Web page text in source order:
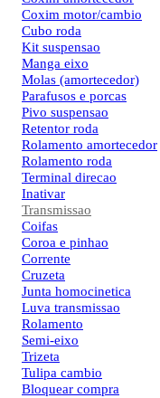
Coxim motor/cambio
Cubo roda
Kit suspensao
Manga eixo
Molas (amortecedor)
Parafusos e porcas
Pivo suspensao
Retentor roda
Rolamento amortecedor
Rolamento roda
Terminal direcao
Inativar
Transmissao
Coifas
Coroa e pinhao
Corrente
Cruzeta
Junta homocinetica
Luva transmissao
Rolamento
Semi-eixo
Trizeta
Tulipa cambio
Bloquear compra